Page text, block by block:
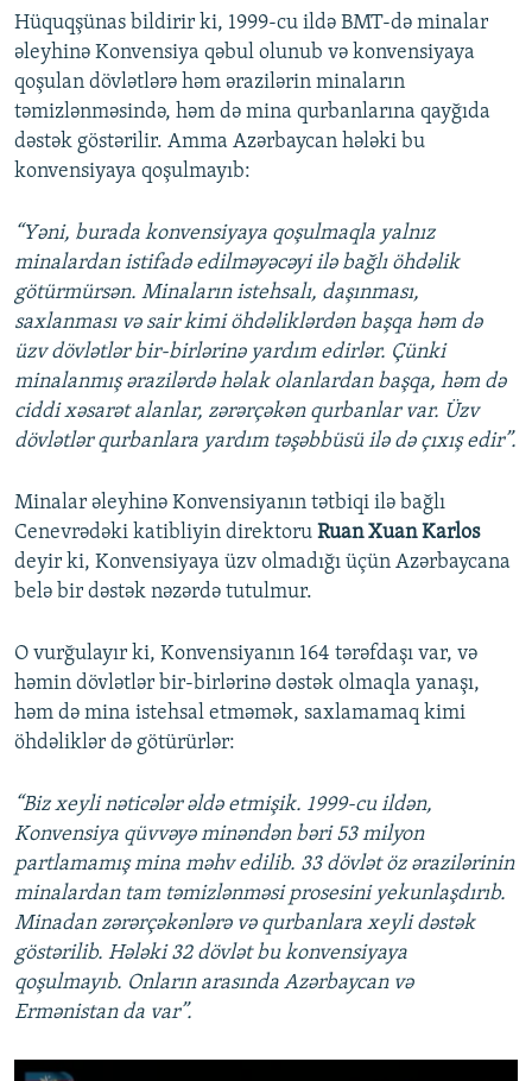
Hüquqşünas bildirir ki, 1999-cu ildə BMT-də minalar
əleyhinə Konvensiya qəbul olunub və konvensiyaya
qoşulan dövlətlərə həm ərazilərin minaların
təmizlənməsində, həm də mina qurbanlarına qayğıda
dəstək göstərilir. Amma Azərbaycan hələki bu
konvensiyaya qoşulmayıb:
“Yəni, burada konvensiyaya qoşulmaqla yalnız
minalardan istifadə edilməyəcəyi ilə bağlı öhdəlik
götürmürsən. Minaların istehsalı, daşınması,
saxlanması və sair kimi öhdəliklərdən başqa həm də
üzv dövlətlər bir-birlərinə yardım edirlər. Çünki
minalanmış ərazilərdə həlak olanlardan başqa, həm də
ciddi xəsarət alanlar, zərərçəkən qurbanlar var. Üzv
dövlətlər qurbanlara yardım təşəbbüsü ilə də çıxış edir”.
Minalar əleyhinə Konvensiyanın tətbiqi ilə bağlı
Cenevrədəki katibliyin direktoru Ruan Xuan Karlos
deyir ki, Konvensiyaya üzv olmadığı üçün Azərbaycana
belə bir dəstək nəzərdə tutulmur.
O vurğulayır ki, Konvensiyanın 164 tərəfdaşı var, və
həmin dövlətlər bir-birlərinə dəstək olmaqla yanaşı,
həm də mina istehsal etməmək, saxlamamaq kimi
öhdəliklər də götürürlər:
“Biz xeyli nəticələr əldə etmişik. 1999-cu ildən,
Konvensiya qüvvəyə minəndən bəri 53 milyon
partlamamış mina məhv edilib. 33 dövlət öz ərazilərinin
minalardan tam təmizlənməsi prosesini yekunlaşdırıb.
Minadan zərərçəkənlərə və qurbanlara xeyli dəstək
göstərilib. Hələki 32 dövlət bu konvensiyaya
qoşulmayıb. Onların arasında Azərbaycan və
Ermənistan da var”.